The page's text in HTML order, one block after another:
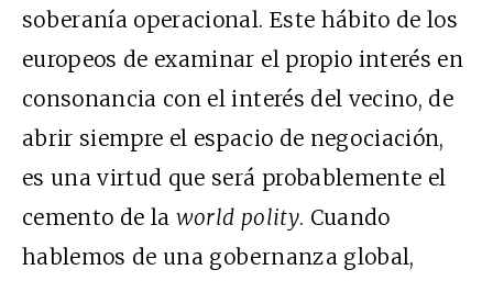
soberanía operacional. Este hábito de los
europeos de examinar el propio interés en
consonancia con el interés del vecino, de
abrir siempre el espacio de negociación,
es una virtud que será probablemente el
cemento de la world polity. Cuando
hablemos de una gobernanza global,